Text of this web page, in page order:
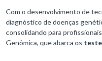
Com o desenvolvimento de
diagnóstico de doenças
consolidando para
Genômica, que abarca os